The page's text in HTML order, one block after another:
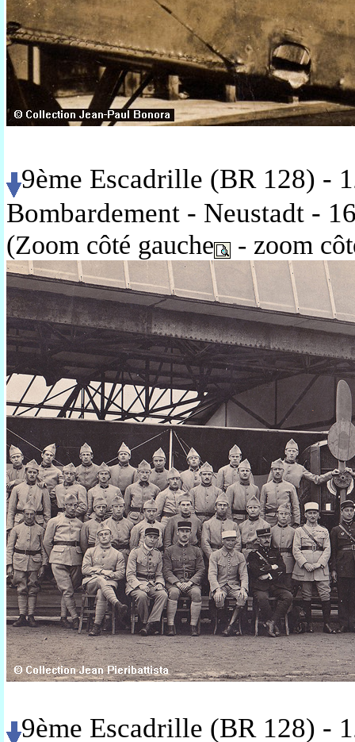
9ème Escadrille (BR 128) -
Bombardement - Neustadt -
(Zoom côté gauche - zoom
9ème Escadrille (BR 128) -